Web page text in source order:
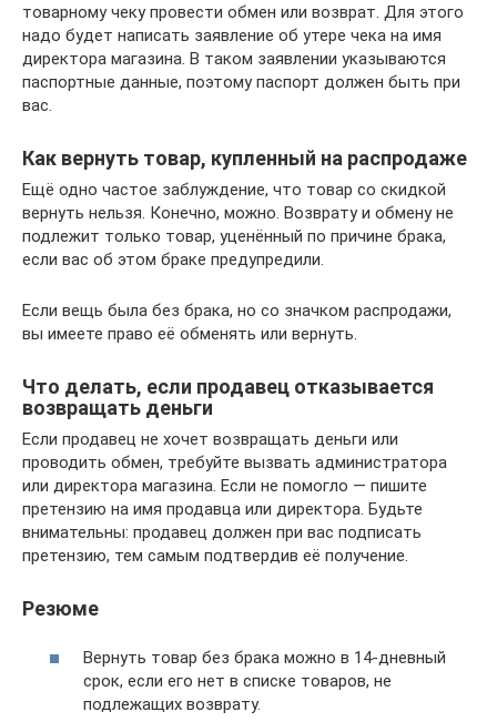
товарному чеку провести обмен или возврат. Для этого
надо будет написать заявление об утере чека на имя
директора магазина. В таком заявлении указываются
паспортные данные, поэтому паспорт должен быть при
вас.
Как вернуть товар, купленный на распродаже
Ещё одно частое заблуждение, что товар со скидкой
вернуть нельзя. Конечно, можно. Возврату и обмену не
подлежит только товар, уценённый по причине брака,
если вас об этом браке предупредили.
Если вещь была без брака, но со значком распродажи,
вы имеете право её обменять или вернуть.
Что делать, если продавец отказывается
возвращать деньги
Если продавец не хочет возвращать деньги или
проводить обмен, требуйте вызвать администратора
или директора магазина. Если не помогло — пишите
претензию на имя продавца или директора. Будьте
внимательны: продавец должен при вас подписать
претензию, тем самым подтвердив её получение.
Резюме
Вернуть товар без брака можно в 14-дневный
срок, если его нет в списке товаров, не
подлежащих возврату.